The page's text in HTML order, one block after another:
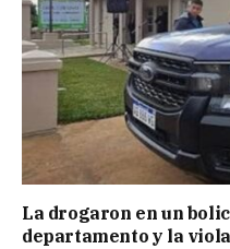
La drogaron en un
departamento y la